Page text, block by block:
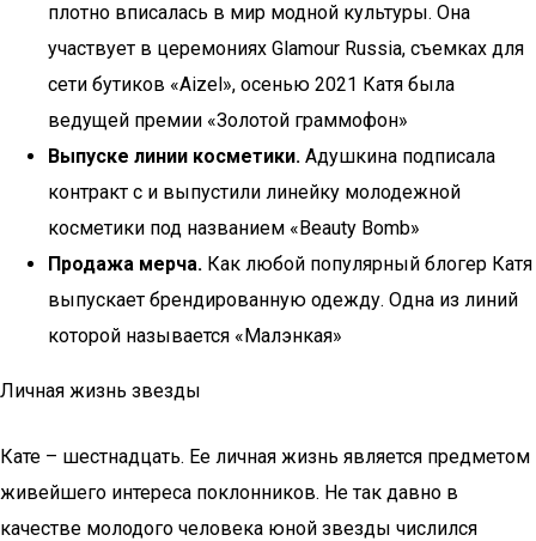
плотно вписалась в мир модной культуры. Она
участвует в церемониях Glamour Russia, съемках для
сети бутиков «Aizel», осенью 2021 Катя была
ведущей премии «Золотой граммофон»
Выпуске линии косметики. Адушкина подписала
контракт с и выпустили линейку молодежной
косметики под названием «Beauty Bomb»
Продажа мерча. Как любой популярный блогер Катя
выпускает брендированную одежду. Одна из линий
которой называется «Малэнкая»
Личная жизнь звезды
Кате – шестнадцать. Ее личная жизнь является предметом
живейшего интереса поклонников. Не так давно в
качестве молодого человека юной звезды числился